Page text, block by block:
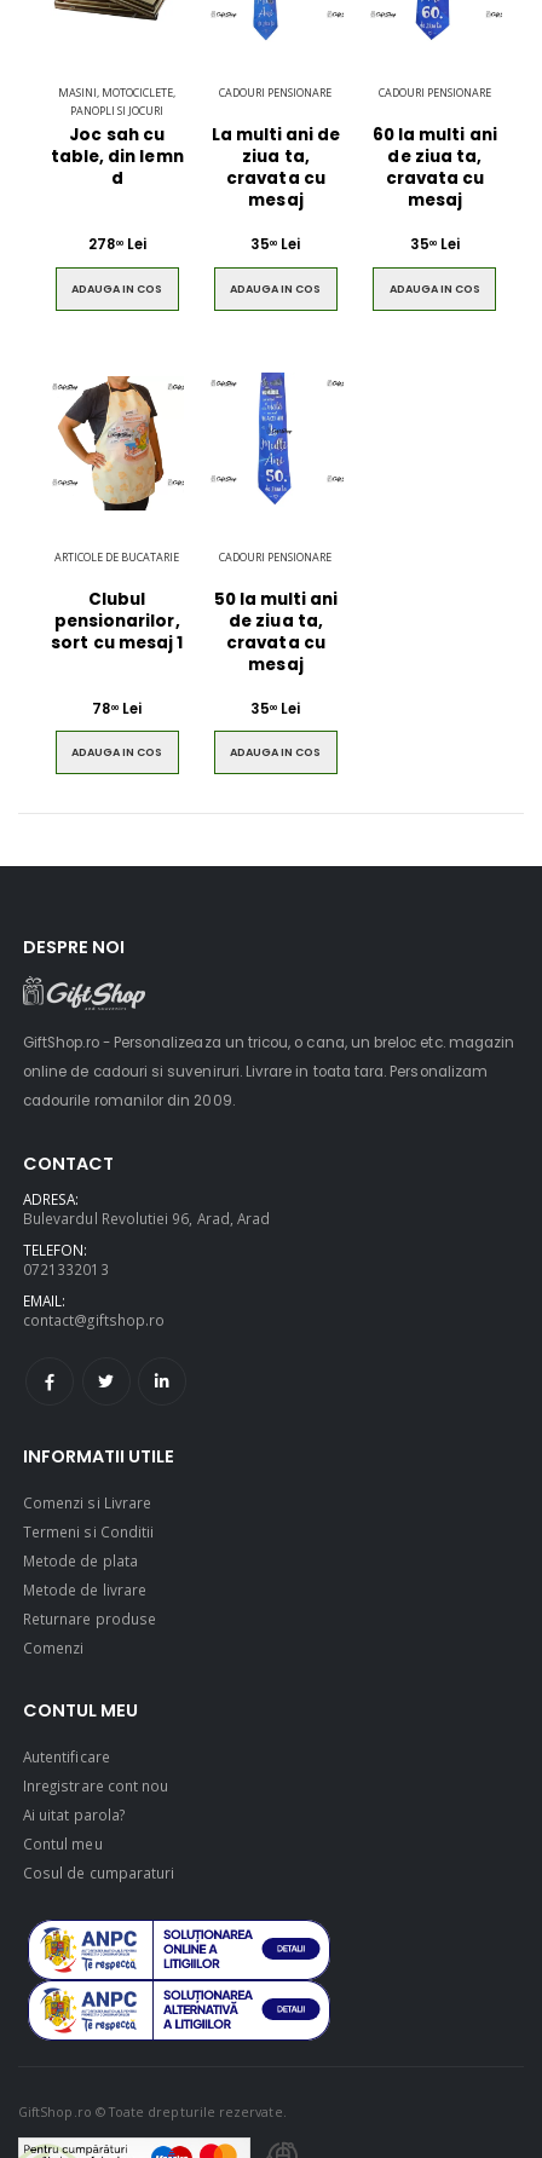
MASINI, MOTOCICLETE,
PANOPLI SI JOCURI
Joc sah cu
table, din lemn
d
27800Lei
ADAUGA IN COS
CADOURI PENSIONARE
La multi ani de
ziua ta,
cravata cu
mesaj
3500 Lei
ADAUGA IN COS
CADOURI PENSIONARE
60 la multi ani
de ziua ta,
cravata cu
mesaj
3500Lei
ADAUGA IN COS
ARTICOLE DE BUCATARIE
Clubul
pensionarilor,
sort cu mesaj 1
7800 Lei
ADAUGA IN COS
CADOURI PENSIONARE
50 la multi ani
de ziua ta,
cravata cu
mesaj
3500 Lei
ADAUGA IN COS
DESPRE NOI
GiftShop.ro - Personalizeaza un tricou, o cana, un breloc etc. magazin
online de cadouri si suveniruri. Livrare in toata tara. Personalizam
cadourile romanilor din 2009.
CONTACT
ADRESA:
Bulevardul Revolutiei 96, Arad, Arad
TELEFON:
0721332013
EMAIL:
contact@giftshop.ro
INFORMATII UTILE
Comenzi si Livrare
Termeni si Conditii
Metode de plata
Metode de livrare
Returnare produse
Comenzi
CONTUL MEU
Autentificare
Inregistrare cont nou
Ai uitat parola?
Contul meu
Cosul de cumparaturi
GiftShop.ro © Toate drepturile rezervate.